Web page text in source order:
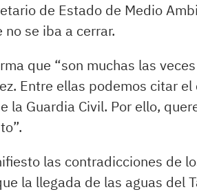
de Estado de Medio
se iba a cerrar.
que “son muchas las
Entre ellas podemos citar el
la Guardia Civil. Por ello,
las contradicciones de
la llegada de las aguas del